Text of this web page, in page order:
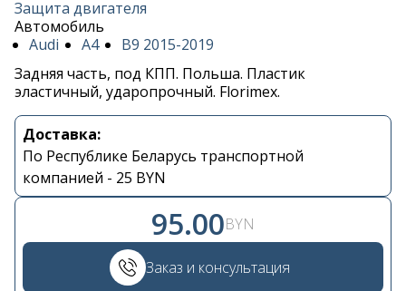
Защита двигателя
Автомобиль
Audi
A4
B9 2015-2019
Задняя часть, под КПП. Польша. Пластик
эластичный, ударопрочный. Florimex.
Доставка:
По Республике Беларусь транспортной
компанией - 25 BYN
95.00BYN
Заказ и консультация
Контакты
+375 29 870 15 80
Viber